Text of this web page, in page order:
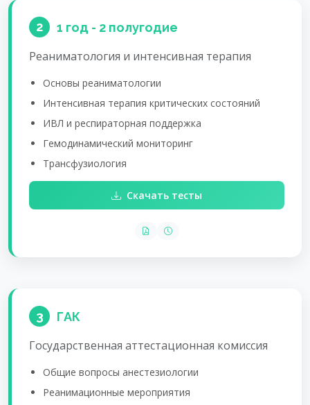
2 1 год - 2 полугодие
Реаниматология и интенсивная терапия
Основы реаниматологии
Интенсивная терапия критических состояний
ИВЛ и респираторная поддержка
Гемодинамический мониторинг
Трансфузиология
Скачать тесты
3 ГАК
Государственная аттестационная комиссия
Общие вопросы анестезиологии
Реанимационные мероприятия